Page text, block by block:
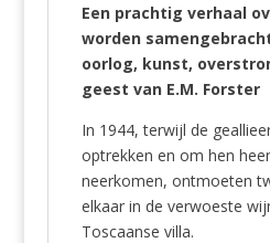
Een prachtig verhaal
worden
oorlog, kunst,
geest van E.M. Forster
In 1944, terwijl de
optrekken en om hen
neerkomen, ontmoeten
elkaar in de verwoeste
Toscaanse villa.